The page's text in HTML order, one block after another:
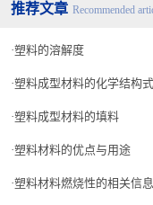
剂PR14503（次
推荐文章 Recommended
塑料的溶解度
塑料成型材料的化学结构式
塑料成型材料的填料
塑料材料的优点与用途
塑料材料燃烧性的相关信息